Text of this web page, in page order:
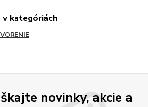
v kategóriách
novinky, akcie a